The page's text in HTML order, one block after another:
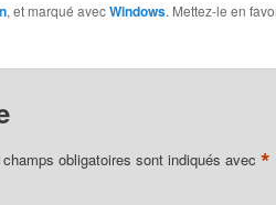
, et marqué avecWindows. Mettez-le en
champs obligatoires sont indiqués avec *